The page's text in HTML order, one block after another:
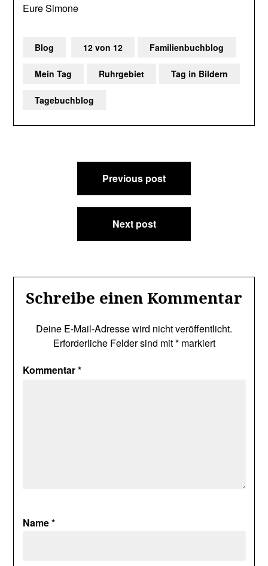
Eure Simone
Blog 12 von 12 Familienbuchblog
Mein Tag Ruhrgebiet Tag in Bildern
Tagebuchblog
Beitragsnavigation
Previous post
Next post
Schreibe einen Kommentar
Deine E-Mail-Adresse wird nicht veröffentlicht.
Erforderliche Felder sind mit*markiert
Kommentar*
Name*